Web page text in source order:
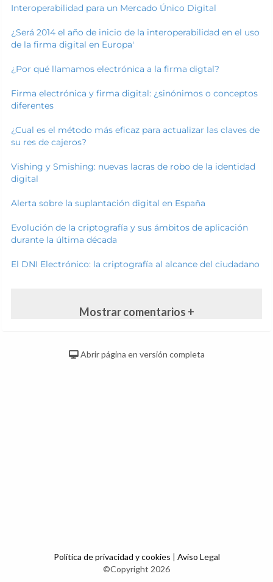
Interoperabilidad para un Mercado Único Digital
¿Será 2014 el año de inicio de la interoperabilidad en el uso
de la firma digital en Europa'
¿Por qué llamamos electrónica a la firma digtal?
Firma electrónica y firma digital: ¿sinónimos o conceptos
diferentes
¿Cual es el método más eficaz para actualizar las claves de
su res de cajeros?
Vishing y Smishing: nuevas lacras de robo de la identidad
digital
Alerta sobre la suplantación digital en España
Evolución de la criptografía y sus ámbitos de aplicación
durante la última década
El DNI Electrónico: la criptografía al alcance del ciudadano
Mostrar comentarios +
Abrir página en versión completa
Política de privacidad y cookies | Aviso Legal
©Copyright 2026